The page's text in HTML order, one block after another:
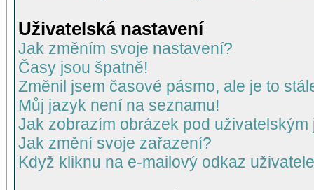
Uživatelská nastavení
Jak změním svoje nastavení?
Časy jsou špatně!
Změnil jsem časové pásmo, ale je to
Můj jazyk není na seznamu!
Jak zobrazím obrázek pod uživatelským
Jak změní svoje zařazení?
Když kliknu na e-mailový odkaz